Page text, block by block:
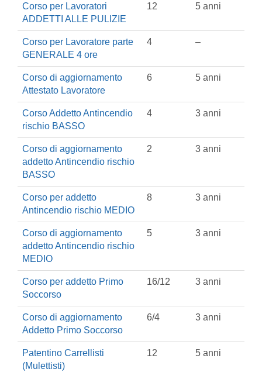
Corso per Lavoratori
ADDETTI ALLE PULIZIE
12 5 anni
Corso per Lavoratore parte
GENERALE 4 ore
4 –
Corso di aggiornamento
Attestato Lavoratore
6 5 anni
Corso Addetto Antincendio
rischio BASSO
4 3 anni
Corso di aggiornamento
addetto Antincendio rischio
BASSO
2 3 anni
Corso per addetto
Antincendio rischio MEDIO
8 3 anni
Corso di aggiornamento
addetto Antincendio rischio
MEDIO
5 3 anni
Corso per addetto Primo
Soccorso
16/12 3 anni
Corso di aggiornamento
Addetto Primo Soccorso
6/4 3 anni
Patentino Carrellisti
(Mulettisti)
12 5 anni